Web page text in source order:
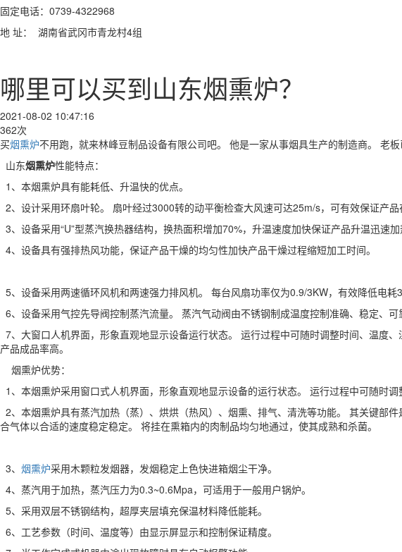
固定电话：0739-4322968
地 址： 湖南省武冈市青龙村4组
哪里可以买到山东烟熏炉？
2021-08-02 10:47:16
362次
买烟熏炉不用跑，就来林峰豆制品设备有限公司吧。 他是一家从事烟具生产的制造商。 老
山东烟熏炉性能特点：
1、本烟熏炉具有能耗低、升温快的优点。
2、设计采用环扇叶轮。 扇叶经过3000转的动平衡检查大风速可达25m/s，可有效保证产
3、设备采用“U”型蒸汽换热器结构，换热面积增加70%，升温速度加快保证产品升温迅速加
4、设备具有强排热风功能，保证产品干燥的均匀性加快产品干燥过程缩短加工时间。
5、设备采用两速循环风机和两速强力排风机。 每台风扇功率仅为0.9/3KW，有效降低电耗
6、设备采用气控先导阀控制蒸汽流量。 蒸汽气动阀由不锈钢制成温度控制准确、稳定、可
7、大窗口人机界面，形象直观地显示设备运行状态。 运行过程中可随时调整时间、温度
产品成品率高。
烟熏炉优势：
1、本烟熏炉采用窗口式人机界面，形象直观地显示设备的运行状态。 运行过程中可随时
2、本烟熏炉具有蒸汽加热（蒸）、烘烘（热风）、烟熏、排气、清洗等功能。 其关键部
合气体以合适的速度稳定稳定。 将挂在熏箱内的肉制品均匀地通过，使其成熟和杀菌。
3、 烟熏炉采用木颗粒发烟器，发烟稳定上色快进箱烟尘干净。
4、蒸汽用于加热，蒸汽压力为0.3~0.6Mpa，可适用于一般用户锅炉。
5、采用双层不锈钢结构，超厚夹层填充保温材料降低能耗。
6、工艺参数（时间、温度等）由显示屏显示和控制保证精度。